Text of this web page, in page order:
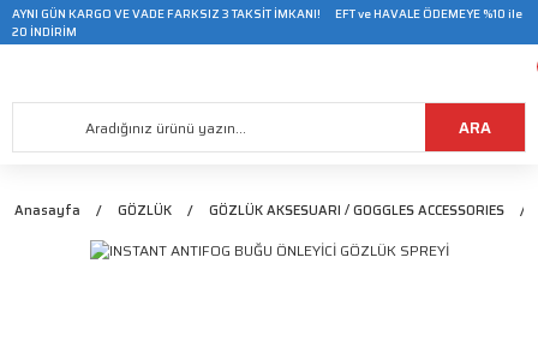
AYNI GÜN KARGO VE VADE FARKSIZ 3 TAKSİT İMKANI! EFT ve HAVALE ÖDEMEYE %10 ile
20 İNDİRİM
ARA
Anasayfa GÖZLÜK GÖZLÜK AKSESUARI / GOGGLES ACCESSORIES